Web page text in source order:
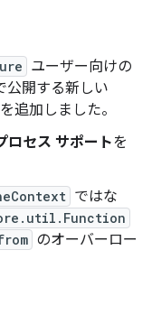
ユーザー向けの
公開する新しい
追加しました。
ロセス サポートを
ではな
のオーバーロー